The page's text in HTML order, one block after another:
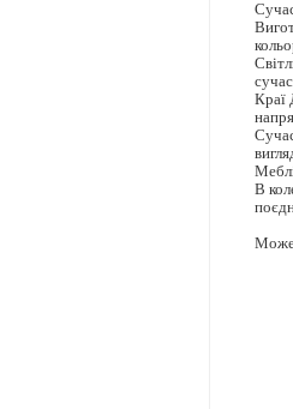
Краї
В
Може